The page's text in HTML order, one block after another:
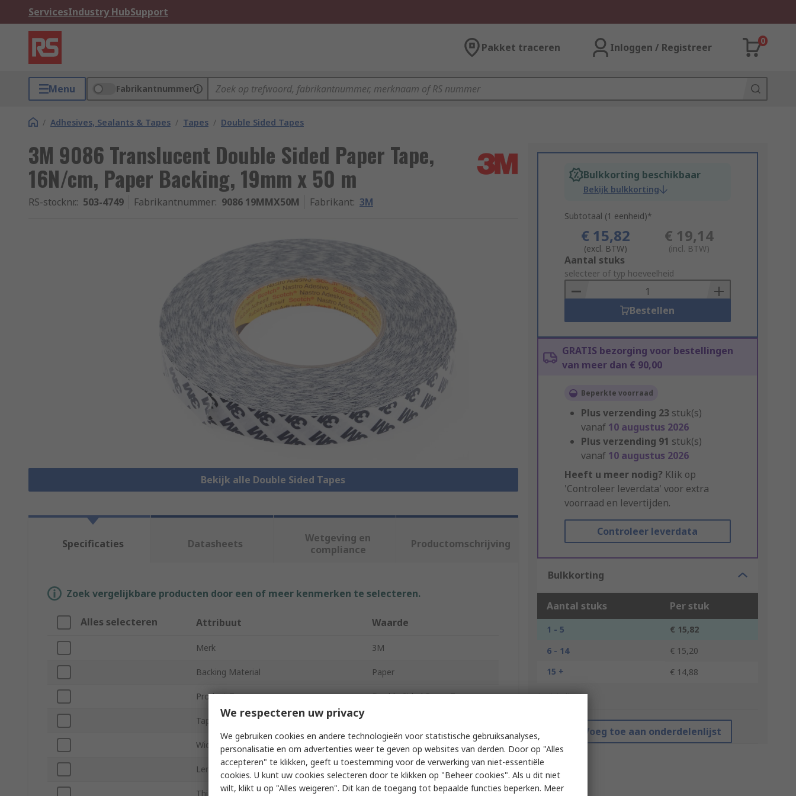
ServicesIndustry HubSupport
Pakket traceren Inloggen / Registreer
0
Menu Fabrikantnummer
/ Adhesives, Sealants & Tapes / Tapes / Double Sided Tapes
3M 9086 Translucent Double Sided Paper Tape,
16N/cm, Paper Backing, 19mm x 50 m
RS-stocknr.: 503-4749 Fabrikantnummer: 9086 19MMX50M Fabrikant: 3M
Bekijk alle Double Sided Tapes
Bulkkorting beschikbaar
Bekijk bulkkorting
Subtotaal (1 eenheid)*
€ 15,82
(excl. BTW)
€ 19,14
(incl. BTW)
Add
to
Basket
Aantal stuks
selecteer of typ hoeveelheid
Bestellen
GRATIS bezorging voor bestellingen
van meer dan € 90,00
Beperkte voorraad
Plus verzending 23 stuk(s)
vanaf 10 augustus 2026
Plus verzending 91 stuk(s)
vanaf 10 augustus 2026
Heeft u meer nodig? Klik op
'Controleer leverdata' voor extra
voorraad en levertijden.
Controleer leverdata
Bulkkorting
Aantal stuks Per stuk
1 - 5
€ 15,82
6 - 14
€ 15,20
15 +
€ 14,88
*prijsindicatie
Voeg toe aan onderdelenlijst
Specificaties Datasheets
Wetgeving en
compliance
Productomschrijving
Zoek vergelijkbare producten door een of meer kenmerken te selecteren.
Alles selecteren Attribuut Waarde
Merk 3M
Backing Material Paper
Product Type Double Sided Paper Tape
Tape Type
Width 19mm
Length 50m
Thickness 0.19mm
We respecteren uw privacy
We gebruiken cookies en andere technologieën voor statistische gebruiksanalyses,
personalisatie en om advertenties weer te geven op websites van derden. Door op "Alles
accepteren" te klikken, geeft u toestemming voor de verwerking van niet-essentiële
cookies. U kunt uw cookies selecteren door te klikken op "Beheer cookies". Als u dit niet
wilt, klikt u op "Alles weigeren". Dit kan de toegang tot bepaalde functies beperken. Meer